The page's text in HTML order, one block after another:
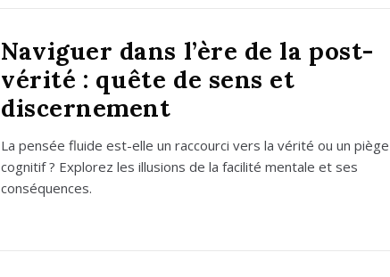
Naviguer dans l’ère de la post-
vérité : quête de sens et
discernement
La pen­sée fluide est-elle un rac­cour­ci vers la véri­té ou un piège
cog­ni­tif ? Explo­rez les illu­sions de la faci­li­té men­tale et ses
consé­quences.